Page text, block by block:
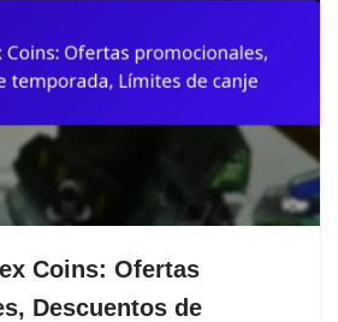
Coins: Ofertas
Descuentos de